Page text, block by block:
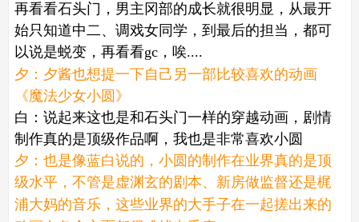
再看看石头门，男主冈部的成长就很明显，从最开
始只知道中二、调戏女同学，到最后的担当，都可
以说是蜕变，再看看gc，唉....
夕：夕酱也想提一下自己另一部比较喜欢的动画
《魔法少女小圆》
白：说起来这也是和石头门一样的穿越动画，剧情
制作真的是顶级作品啊，我也是非常喜欢小圆
夕：也是像蓝白说的，小圆的制作在业界真的是顶
级水平，不管是虚渊玄的剧本、新房做监督还是梶
浦大妈的音乐，这些业界的大手子在一起搓出来的